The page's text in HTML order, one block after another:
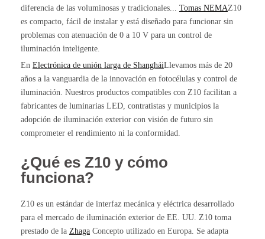
diferencia de las voluminosas y tradicionales... Tomas NEMAZ10
es compacto, fácil de instalar y está diseñado para funcionar sin
problemas con atenuación de 0 a 10 V para un control de
iluminación inteligente.
En Electrónica de unión larga de ShangháiLlevamos más de 20
años a la vanguardia de la innovación en fotocélulas y control de
iluminación. Nuestros productos compatibles con Z10 facilitan a
fabricantes de luminarias LED, contratistas y municipios la
adopción de iluminación exterior con visión de futuro sin
comprometer el rendimiento ni la conformidad.
¿Qué es Z10 y cómo
funciona?
Z10 es un estándar de interfaz mecánica y eléctrica desarrollado
para el mercado de iluminación exterior de EE. UU. Z10 toma
prestado de la Zhaga Concepto utilizado en Europa. Se adapta